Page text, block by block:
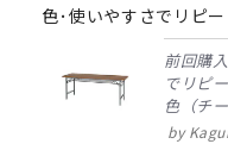
色･使いやすさでリピ
前回購
でリピ
色（チ
ュラル